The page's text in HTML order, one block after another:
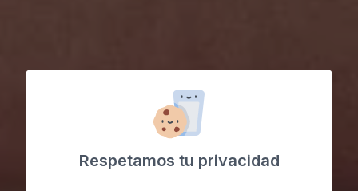
Respetamos tu privacidad